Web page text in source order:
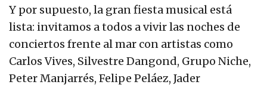
Y por supuesto, la gran fiesta musical está
lista: invitamos a todos a vivir las noches de
conciertos frente al mar con artistas como
Carlos Vives, Silvestre Dangond, Grupo Niche,
Peter Manjarrés, Felipe Peláez, Jader